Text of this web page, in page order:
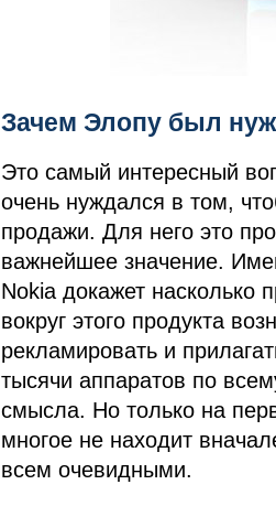
Зачем Элопу был
Это самый интересный
очень нуждался в том,
продажи. Для него это
важнейшее значение.
Nokia докажет насколько
вокруг этого продукта
рекламировать и
тысячи аппаратов по
смысла. Но только на
многое не находит
всем очевидными.